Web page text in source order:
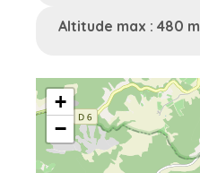
Altitude max : 480 m
+
−